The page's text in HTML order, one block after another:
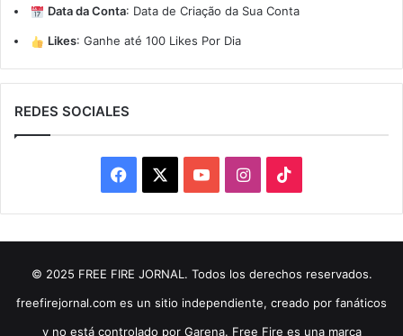
Data da Conta: Data de Criação da Sua Conta
Likes: Ganhe até 100 Likes Por Dia
REDES SOCIALES
Facebook YouTubeInstagram
© 2025 FREE FIRE JORNAL. Todos los derechos reservados.
freefirejornal.com es un sitio independiente, creado por fanáticos
y no está controlado por Garena. Free Fire es una marca